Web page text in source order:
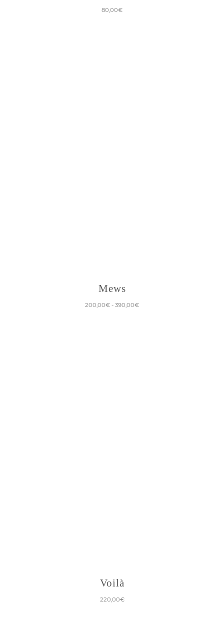
80,00€
Mews
200,00€ - 390,00€Fascia
Voilà
220,00€